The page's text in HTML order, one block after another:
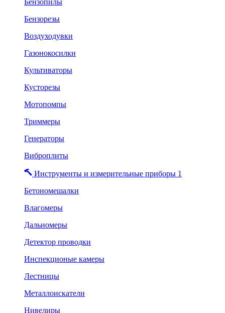
Бензопилы
Бензорезы
Воздуходувки
Газонокосилки
Культиваторы
Кусторезы
Мотопомпы
Триммеры
Генераторы
Виброплиты
Инструменты и измерительные приборы 1
Бетономешалки
Влагомеры
Дальномеры
Детектор проводки
Инспекционые камеры
Лестницы
Металлоискатели
Нивелиры